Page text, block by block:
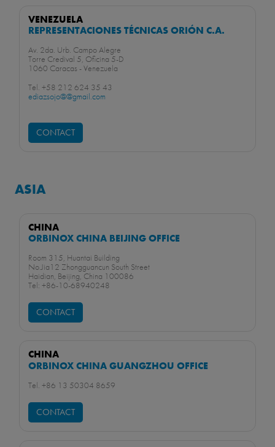
VENEZUELA
REPRESENTACIONES TÉCNICAS ORIÓN C.A.
Av. 2da. Urb. Campo Alegre
Torre Credival 5, Oficina 5-D
1060 Caracas - Venezuela
Tel. +58 212 624 35 43
ediazsojo@@gmail.com
CONTACT
ASIA
CHINA
ORBINOX CHINA BEIJING OFFICE
Room 315, Huantai Building
No.Jia12 Zhongguancun South Street
Haidian, Beijing, China 100086
Tel: +86-10-68940248
CONTACT
CHINA
ORBINOX CHINA GUANGZHOU OFFICE
Tel. +86 13 50304 8659​
CONTACT